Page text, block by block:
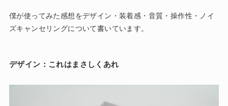
僕が使ってみた感想をデザイン・装着感・音質・操作性・ノイ
ズキャンセリングについて書いています。
デザイン：これはまさしくあれ